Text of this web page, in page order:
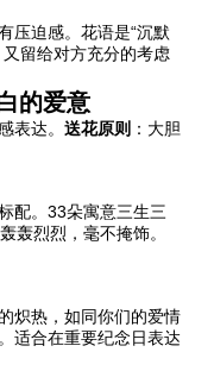
压迫感。花语是“沉默
留给对方充分的考虑
的爱意
表达。 送花原则 ：大胆
配。33朵寓意三生三
轰烈烈，毫不掩饰。
炽热，如同你们的爱情
适合在重要纪念日表达